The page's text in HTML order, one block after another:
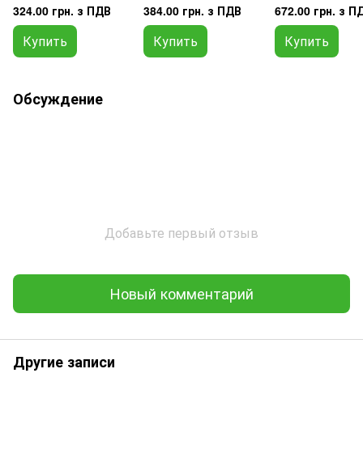
324.00 грн. з ПДВ
Купить
384.00 грн. з ПДВ
Купить
672.00 грн. з
Купить
Обсуждение
Добавьте первый отзыв
Новый комментарий
Другие записи